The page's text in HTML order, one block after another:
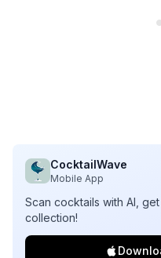
CocktailWave
Mobile App
Scan cocktails with AI,
collection!